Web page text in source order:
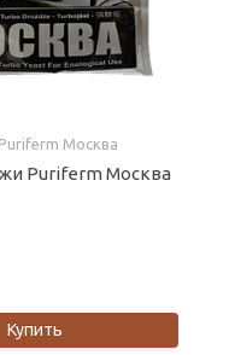
Москва
Puriferm Москва
Купить